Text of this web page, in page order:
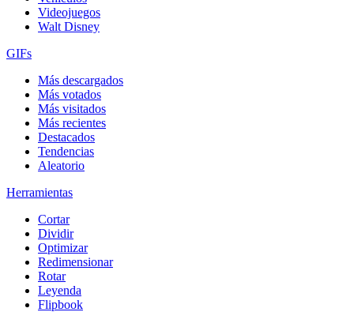
Videojuegos
Walt Disney
GIFs
Más descargados
Más votados
Más visitados
Más recientes
Destacados
Tendencias
Aleatorio
Herramientas
Cortar
Dividir
Optimizar
Redimensionar
Rotar
Leyenda
Flipbook